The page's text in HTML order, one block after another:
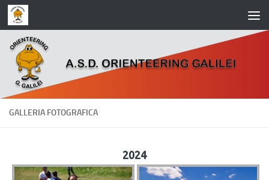
Salta al contenuto
GALLERIA FOTOGRAFICA
2024